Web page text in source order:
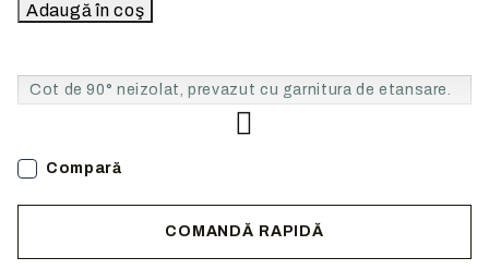
Cot de 90° neizolat, prevazut cu garnitura de etansare.
COMANDĂ RAPIDĂ
Compară